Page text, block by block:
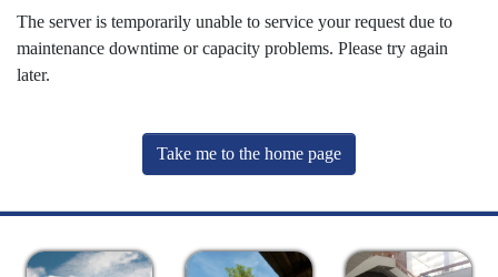
The server is temporarily unable to service your request due to
maintenance downtime or capacity problems. Please try again
later.
Take me to the home page